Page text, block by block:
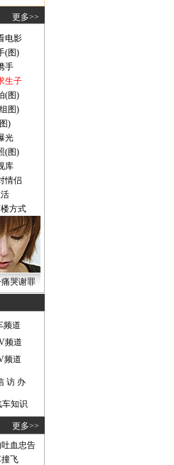
更多>>
电影
(图)
手
生子
(图)
图)
)
光
(图)
库
情侣
方式
哭谢罪
频道
频道
频道
访 办
车知识
更多>>
血忠告
飞